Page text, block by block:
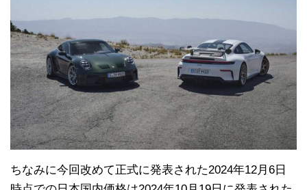
ちなみに今回改めて正式に発表された2024年12月6日